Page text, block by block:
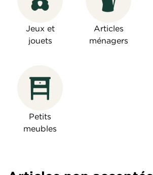
Jeux et
jouets
Articles
ménagers
Petits
meubles